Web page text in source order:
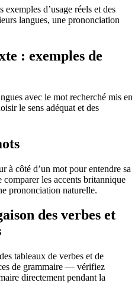
d’usage réels et des
langues, une prononciation
: exemples de
avec le mot recherché mis en
le sens adéquat et des
à côté d’un mot pour entendre sa
les accents britannique
prononciation naturelle.
des verbes et
tableaux de verbes et de
de grammaire — vérifiez
directement pendant la